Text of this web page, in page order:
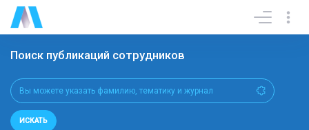
Поиск публикаций сотрудников
ИСКАТЬ